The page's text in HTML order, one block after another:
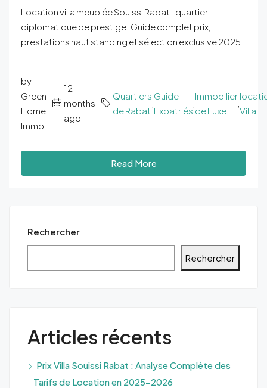
Location villa meublée Souissi Rabat : quartier
diplomatique de prestige. Guide complet prix,
prestations haut standing et sélection exclusive 2025.
by
Green
Home
Immo
12
months
ago
Quartiers
de Rabat
Guide
Expatriés
Immobilier
de Luxe
Villa
Read More
Rechercher
Rechercher
Articles récents
Prix Villa Souissi Rabat : Analyse Complète des
Tarifs de Location en 2025-2026